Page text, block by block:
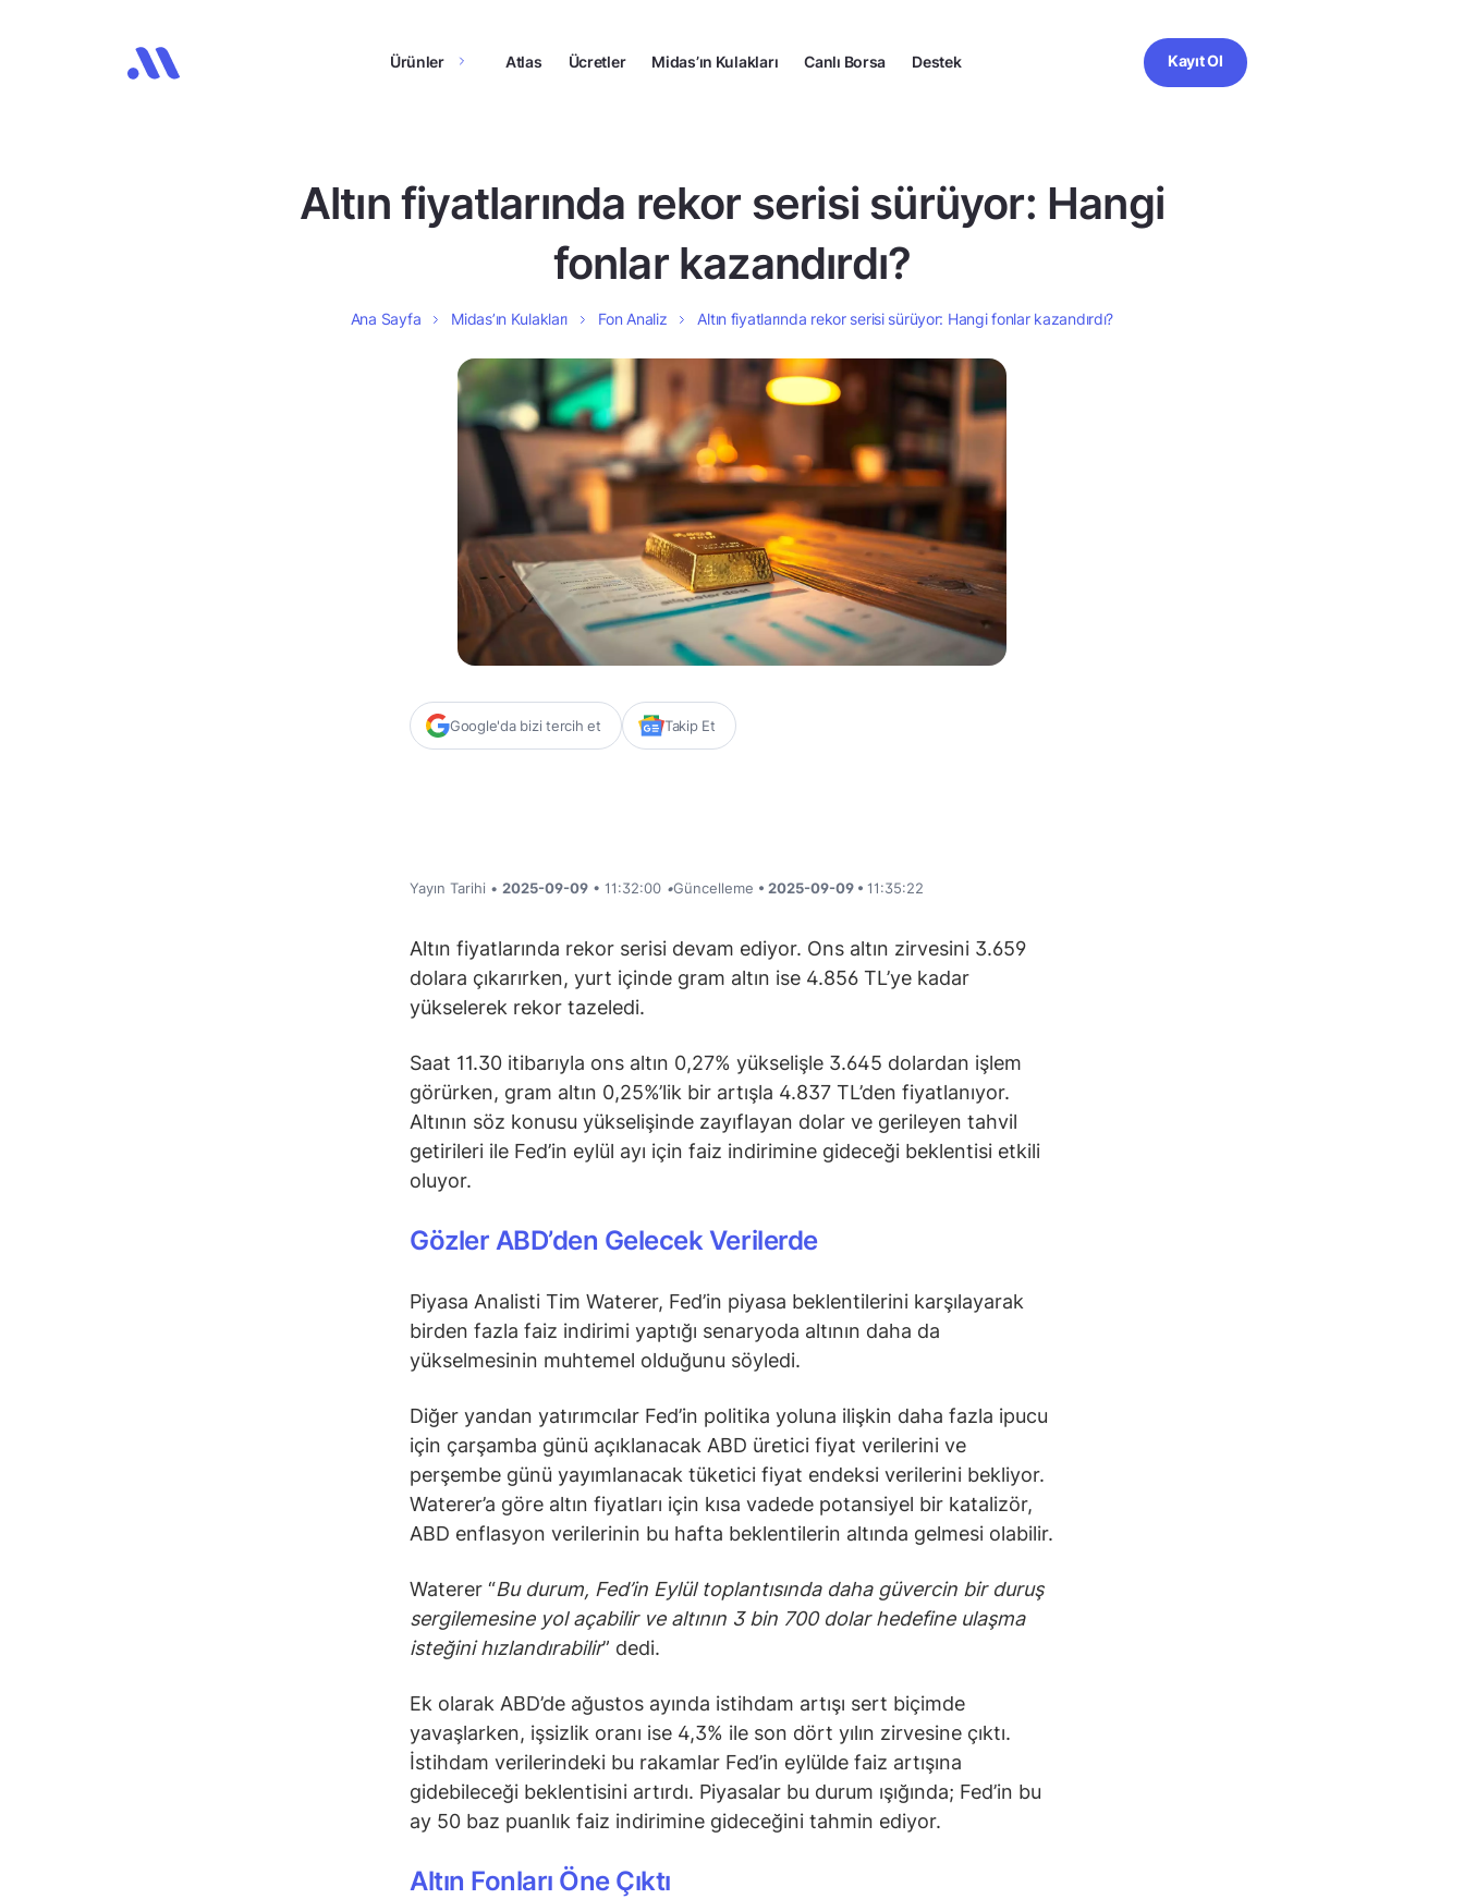
Ürünler Atlas Ücretler Midas’ın Kulakları Canlı Borsa Destek Kayıt Ol
Altın fiyatlarında rekor serisi sürüyor: Hangi
fonlar kazandırdı?
Ana Sayfa Midas’ın Kulakları Fon Analiz Altın fiyatlarında rekor serisi sürüyor: Hangi fonlar kazandırdı?
Google'da bizi tercih et Takip Et
Yayın Tarihi • 2025-09-09 • 11:32:00 •Güncelleme • 2025-09-09 • 11:35:22
Altın fiyatlarında rekor serisi devam ediyor. Ons altın zirvesini 3.659
dolara çıkarırken, yurt içinde gram altın ise 4.856 TL’ye kadar
yükselerek rekor tazeledi.
Saat 11.30 itibarıyla ons altın 0,27% yükselişle 3.645 dolardan işlem
görürken, gram altın 0,25%’lik bir artışla 4.837 TL’den fiyatlanıyor.
Altının söz konusu yükselişinde zayıflayan dolar ve gerileyen tahvil
getirileri ile Fed’in eylül ayı için faiz indirimine gideceği beklentisi etkili
oluyor.
Gözler ABD’den Gelecek Verilerde
Piyasa Analisti Tim Waterer, Fed’in piyasa beklentilerini karşılayarak
birden fazla faiz indirimi yaptığı senaryoda altının daha da
yükselmesinin muhtemel olduğunu söyledi.
Diğer yandan yatırımcılar Fed’in politika yoluna ilişkin daha fazla ipucu
için çarşamba günü açıklanacak ABD üretici fiyat verilerini ve
perşembe günü yayımlanacak tüketici fiyat endeksi verilerini bekliyor.
Waterer’a göre altın fiyatları için kısa vadede potansiyel bir katalizör,
ABD enflasyon verilerinin bu hafta beklentilerin altında gelmesi olabilir.
Waterer “Bu durum, Fed’in Eylül toplantısında daha güvercin bir duruş
sergilemesine yol açabilir ve altının 3 bin 700 dolar hedefine ulaşma
isteğini hızlandırabilir” dedi.
Ek olarak ABD’de ağustos ayında istihdam artışı sert biçimde
yavaşlarken, işsizlik oranı ise 4,3% ile son dört yılın zirvesine çıktı.
İstihdam verilerindeki bu rakamlar Fed’in eylülde faiz artışına
gidebileceği beklentisini artırdı. Piyasalar bu durum ışığında; Fed’in bu
ay 50 baz puanlık faiz indirimine gideceğini tahmin ediyor.
Altın Fonları Öne Çıktı